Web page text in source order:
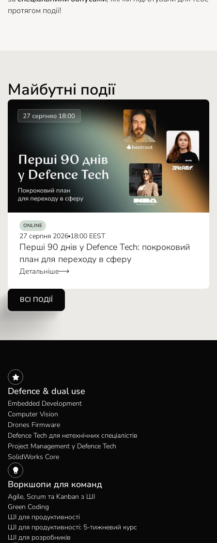
протягом події!
Майбутні події
ONLINE
27 серпня 2026 18:00 EEST
Перші 90 днів у Defence Tech: покроковий
план для переходу в сферу
Детальніше
ВСІ ПОДІЇ
Defence & dual use
Embedded Development
Computer Vision
Drones Firmware
Defence Tech для нетехнічних спеціалістів
Project Management у Defence Tech
SolidWorks Core
Воркшопи для команд
Agile, Scrum та Kanban з ШІ
Green Coding
ШІ для продуктивності
ШІ для продуктивності: 5-тижневий курс
ШІ для розробників